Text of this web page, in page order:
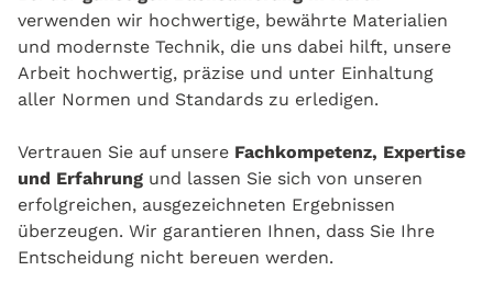
verwenden wir hochwertige, bewährte Materialien
und modernste Technik, die uns dabei hilft, unsere
Arbeit hochwertig, präzise und unter Einhaltung
aller Normen und Standards zu erledigen.
Vertrauen Sie auf unsere Fachkompetenz, Expertise
und Erfahrung und lassen Sie sich von unseren
erfolgreichen, ausgezeichneten Ergebnissen
überzeugen. Wir garantieren Ihnen, dass Sie Ihre
Entscheidung nicht bereuen werden.